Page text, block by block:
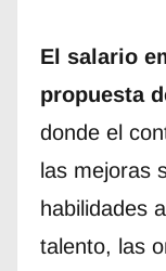
El salario
propuesta
donde el
las mejoras
habilidades
talento, las